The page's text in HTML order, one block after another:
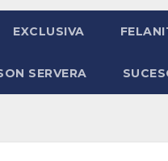
EXCLUSIVA
SERVERA